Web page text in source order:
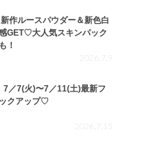
作ルースパウダー＆新色白
GET♡大人気スキンパック
！
2026.7.9
7／7(火)〜7／11(土)最新フ
クアップ♡
2026.7.15